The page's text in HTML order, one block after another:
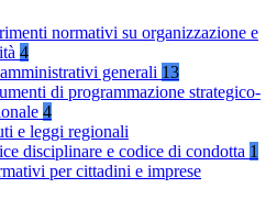
normativi su organizzazione e
4
generali 13
di programmazione strategico-
4
e leggi regionali
disciplinare e codice di condotta 1
per cittadini e imprese